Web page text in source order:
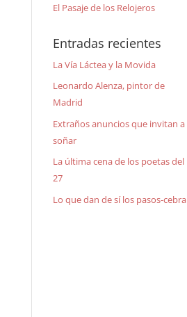
El Pasaje de los Relojeros
Entradas recientes
La Vía Láctea y la Movida
Leonardo Alenza, pintor de
Madrid
Extraños anuncios que invitan a
soñar
La última cena de los poetas del
27
Lo que dan de sí los pasos-cebra